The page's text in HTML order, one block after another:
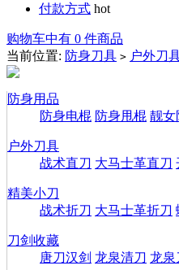
付款方式 hot
购物车中有 0 件商品
当前位置: 防身刀具 > 户外刀
防身用品
防身电棍 防身甩棍 靓女
户外刀具
战术直刀 大马士革直刀
精美小刀
战术折刀 大马士革折刀
刀剑收藏
唐刀汉剑 龙泉清刀 龙泉